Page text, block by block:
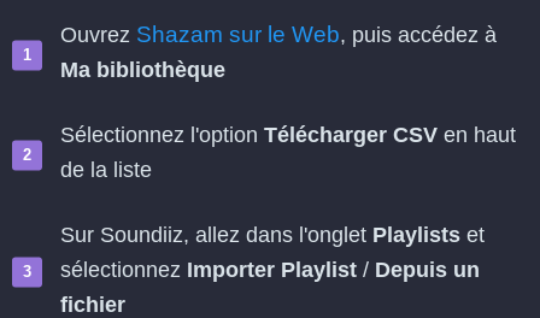
Ouvrez Shazam sur le Web, puis accédez à
Ma bibliothèque
Sélectionnez l'option Télécharger CSV en haut
de la liste
Sur Soundiiz, allez dans l'onglet Playlists et
sélectionnez Importer Playlist / Depuis un
fichier